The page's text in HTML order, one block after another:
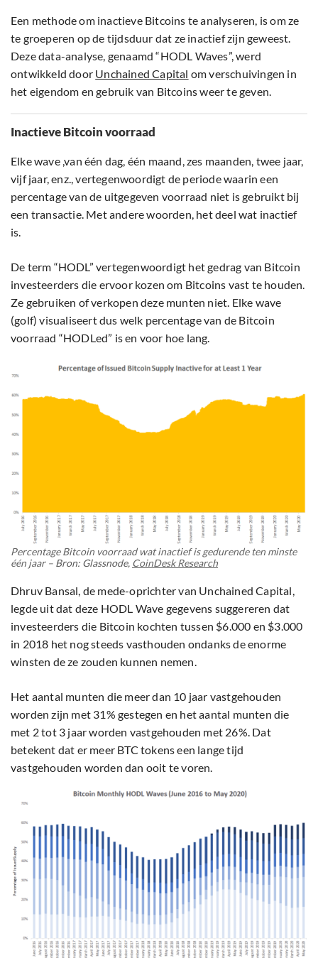
Een methode om inactieve Bitcoins te analyseren, is om ze
te groeperen op de tijdsduur dat ze inactief zijn geweest.
Deze data-analyse, genaamd “HODL Waves”, werd
ontwikkeld door Unchained Capital om verschuivingen in
het eigendom en gebruik van Bitcoins weer te geven.
Inactieve Bitcoin voorraad
Elke wave ,van één dag, één maand, zes maanden, twee jaar,
vijf jaar, enz., vertegenwoordigt de periode waarin een
percentage van de uitgegeven voorraad niet is gebruikt bij
een transactie. Met andere woorden, het deel wat inactief
is.
De term “HODL” vertegenwoordigt het gedrag van Bitcoin
investeerders die ervoor kozen om Bitcoins vast te houden.
Ze gebruiken of verkopen deze munten niet. Elke wave
(golf) visualiseert dus welk percentage van de Bitcoin
voorraad “HODLed” is en voor hoe lang.
Percentage Bitcoin voorraad wat inactief is gedurende ten minste
één jaar – Bron: Glassnode, CoinDesk Research
Dhruv Bansal, de mede-oprichter van Unchained Capital,
legde uit dat deze HODL Wave gegevens suggereren dat
investeerders die Bitcoin kochten tussen $6.000 en $3.000
in 2018 het nog steeds vasthouden ondanks de enorme
winsten de ze zouden kunnen nemen.
Het aantal munten die meer dan 10 jaar vastgehouden
worden zijn met 31% gestegen en het aantal munten die
met 2 tot 3 jaar worden vastgehouden met 26%. Dat
betekent dat er meer BTC tokens een lange tijd
vastgehouden worden dan ooit te voren.